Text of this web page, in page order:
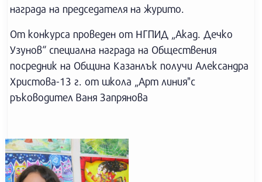
награда на председателя на журито.
От конкурса проведен от НГПИД „Акад. Дечко
Узунов“ специална награда на Обществения
посредник на Община Казанлък получи Александра
Христова-13 г. от школа „Арт линия"с
ръководител Ваня Запрянова